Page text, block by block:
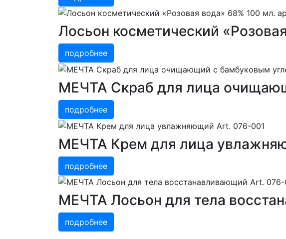
Лосьон косметический
подробнее
МЕЧТА Скраб для лица
подробнее
МЕЧТА Крем для лица
подробнее
МЕЧТА Лосьон для тела
подробнее